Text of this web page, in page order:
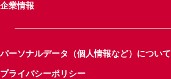
企業情報
パーソナルデータ（個人情報など）について
プライバシーポリシー